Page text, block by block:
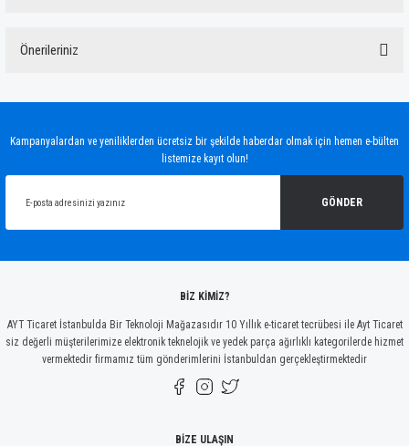
Önerileriniz
Ürün açıklamasında eksik bilgiler bulunuyor.
Gönder
Kampanyalardan ve yeniliklerden ücretsiz bir şekilde haberdar olmak için hemen e-bülten
listemize kayıt olun!
GÖNDER
BİZ KİMİZ?
AYT Ticaret İstanbulda Bir Teknoloji Mağazasıdır 10 Yıllık e-ticaret tecrübesi ile Ayt Ticaret
siz değerli müşterilerimize elektronik teknelojik ve yedek parça ağırlıklı kategorilerde hizmet
vermektedir firmamız tüm gönderimlerini İstanbuldan gerçekleştirmektedir
BİZE ULAŞIN